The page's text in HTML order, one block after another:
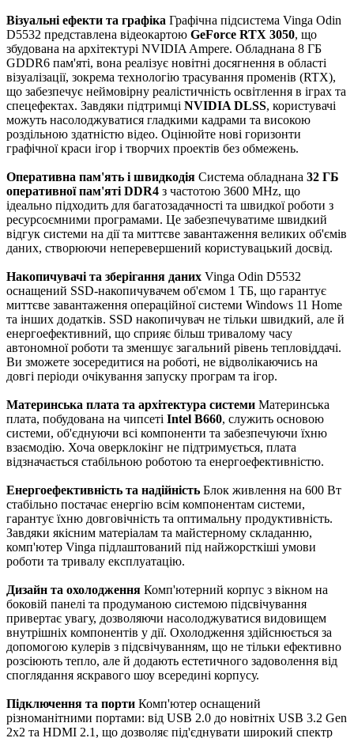
Візуальні ефекти та графіка Графічна підсистема Vinga Odin
D5532 представлена відеокартою GeForce RTX 3050, що
збудована на архітектурі NVIDIA Ampere. Обладнана 8 ГБ
GDDR6 пам'яті, вона реалізує новітні досягнення в області
візуалізації, зокрема технологію трасування променів (RTX),
що забезпечує неймовірну реалістичність освітлення в іграх та
спецефектах. Завдяки підтримці NVIDIA DLSS, користувачі
можуть насолоджуватися гладкими кадрами та високою
роздільною здатністю відео. Оцінюйте нові горизонти
графічної краси ігор і творчих проектів без обмежень.
Оперативна пам'ять і швидкодія Система обладнана 32 ГБ
оперативної пам'яті DDR4 з частотою 3600 MHz, що
ідеально підходить для багатозадачності та швидкої роботи з
ресурсоємними програмами. Це забезпечуватиме швидкий
відгук системи на дії та миттєве завантаження великих об'ємів
даних, створюючи неперевершений користувацький досвід.
Накопичувачі та зберігання даних Vinga Odin D5532
оснащений SSD-накопичувачем об'ємом 1 ТБ, що гарантує
миттєве завантаження операційної системи Windows 11 Home
та інших додатків. SSD накопичувач не тільки швидкий, але й
енергоефективний, що сприяє більш тривалому часу
автономної роботи та зменшує загальний рівень тепловіддачі.
Ви зможете зосередитися на роботі, не відволікаючись на
довгі періоди очікування запуску програм та ігор.
Материнська плата та архітектура системи Материнська
плата, побудована на чипсеті Intel B660, служить основою
системи, об'єднуючи всі компоненти та забезпечуючи їхню
взаємодію. Хоча оверклокінг не підтримується, плата
відзначається стабільною роботою та енергоефективністю.
Енергоефективність та надійність Блок живлення на 600 Вт
стабільно постачає енергію всім компонентам системи,
гарантує їхню довговічність та оптимальну продуктивність.
Завдяки якісним матеріалам та майстерному складанню,
комп'ютер Vinga підлаштований під найжорсткіші умови
роботи та тривалу експлуатацію.
Дизайн та охолодження Комп'ютерний корпус з вікном на
боковій панелі та продуманою системою підсвічування
привертає увагу, дозволяючи насолоджуватися видовищем
внутрішніх компонентів у дії. Охолодження здійснюється за
допомогою кулерів з підсвічуванням, що не тільки ефективно
розсіюють тепло, але й додають естетичного задоволення від
споглядання яскравого шоу всередині корпусу.
Підключення та порти Комп'ютер оснащений
різноманітними портами: від USB 2.0 до новітніх USB 3.2 Gen
2x2 та HDMI 2.1, що дозволяє під'єднувати широкий спектр